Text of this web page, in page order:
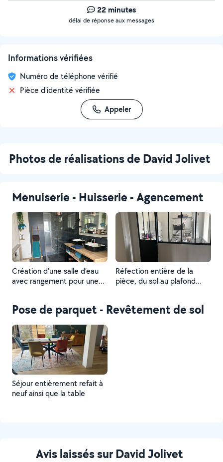
22 minutes
délai de réponse aux messages
Informations vérifiées
Numéro de téléphone vérifié
Pièce d'identité vérifiée
Appeler
Photos de réalisations de David Jolivet
Menuiserie - Huisserie - Agencement
Création d’une salle d’eau
avec rangement pour une
Réfection entière de la
pièce, du sol au plafond
Pose de parquet - Revêtement de sol
Séjour entièrement refait à
neuf ainsi que la table
Avis laissés sur David Jolivet